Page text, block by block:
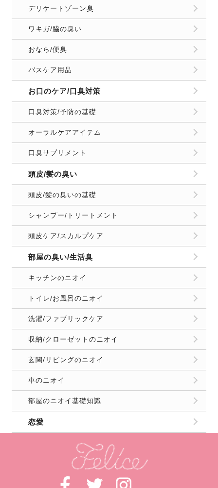
デリケートゾーン臭
ワキガ/脇の臭い
おなら/便臭
バスケア用品
お口のケア/口臭対策
口臭対策/予防の基礎
オーラルケアアイテム
口臭サプリメント
頭皮/髪の臭い
頭皮/髪の臭いの基礎
シャンプー/トリートメント
頭皮ケア/スカルプケア
部屋の臭い/生活臭
キッチンのニオイ
トイレ/お風呂のニオイ
洗濯/ファブリックケア
収納/クローゼットのニオイ
玄関/リビングのニオイ
車のニオイ
部屋のニオイ基礎知識
恋愛